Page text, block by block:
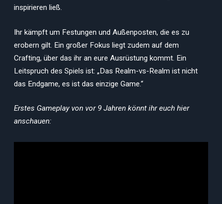
inspirieren ließ.
Ihr kämpft um Festungen und Außenposten, die es zu
erobern gilt. Ein großer Fokus liegt zudem auf dem
Crafting, über das ihr an eure Ausrüstung kommt. Ein
Leitspruch des Spiels ist: „Das Realm-vs-Realm ist nicht
das Endgame, es ist das einzige Game.“
Erstes Gameplay von vor 9 Jahren könnt ihr euch hier
anschauen: